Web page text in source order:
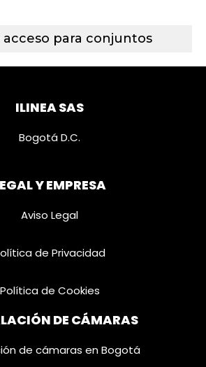
para conjuntos
ILINEA SAS
Bogotá D.C.
Y EMPRESA
Aviso Legal
de Privacidad
Política de Cookies
DE CÁMARAS
de cámaras en Bogotá